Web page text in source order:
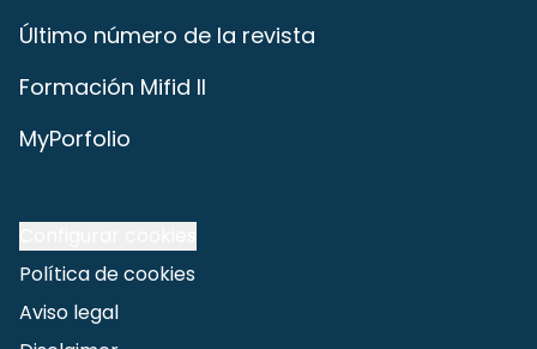
Último número de la revista
Formación Mifid II
MyPorfolio
Política de cookies
Aviso legal